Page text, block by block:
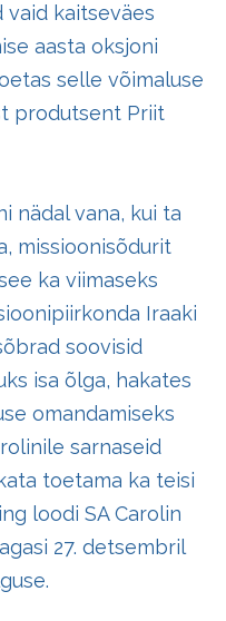
vaid kaitseväes
aasta oksjoni
selle võimaluse
produtsent Priit
nädal vana, kui ta
missioonisõdurit
ka viimaseks
Iraaki
soovisid
isa õlga, hakates
omandamiseks
sarnaseid
toetama ka teisi
loodi SA Carolin
27. detsembril